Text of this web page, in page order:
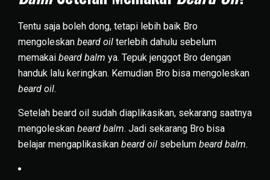
Tentu saja boleh dong, tetapi lebih baik Bro
mengoleskan beard oil terlebih dahulu sebelum
memakai beard balm ya. Tepuk jenggot Bro dengan
handuk lalu keringkan. Kemudian Bro bisa mengoleskan
beard oil.
Setelah beard oil sudah diaplikasikan, sekarang saatnya
mengoleskan beard balm. Jadi sekarang Bro bisa
belajar mengaplikasikan beard oil sebelum beard balm.